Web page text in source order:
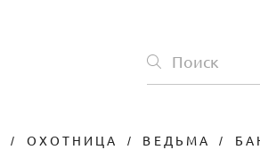
ОХОТНИЦА ВЕДЬМА